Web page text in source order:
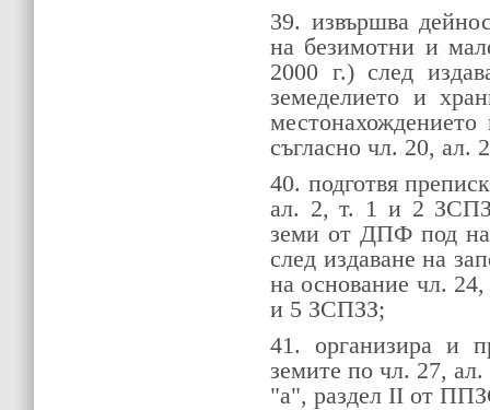
39. извършва
на безимотни и
2000 г.) след
земеделието и
съгласно чл. 20, ал.
40. подготвя
ал. 2, т. 1 и 2
земи от ДПФ под
след издаване на
на основание чл.
и 5 ЗСПЗЗ;
41. организира и
земите по чл. 27,
"а", раздел II от